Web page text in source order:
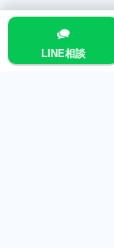
メニュー
LINE相談